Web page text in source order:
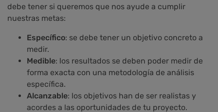
debe tener si queremos que nos ayude a cumplir
nuestras metas:
Específico: se debe tener un objetivo concreto a
medir.
Medible: los resultados se deben poder medir de
forma exacta con una metodología de análisis
específica.
Alcanzable: los objetivos han de ser realistas y
acordes a las oportunidades de tu proyecto.